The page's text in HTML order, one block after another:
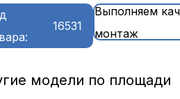
16531
Выполняем
монтаж
модели по площади